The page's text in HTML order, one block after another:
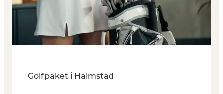
Golfpaket i Halmstad